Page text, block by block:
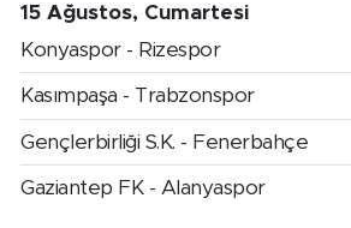
15 Ağustos, Cumartesi
Konyaspor - Rizespor
Kasımpaşa - Trabzonspor
Gençlerbirliği S.K. - Fenerbahçe
Gaziantep FK - Alanyaspor